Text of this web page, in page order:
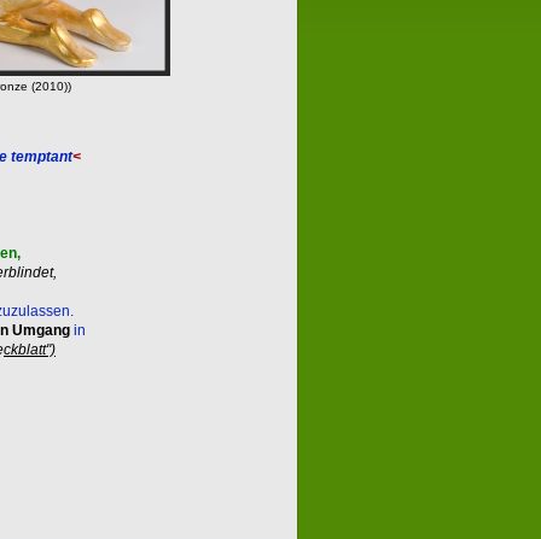
(2010))
temptant<
Umgang in
ckblatt")